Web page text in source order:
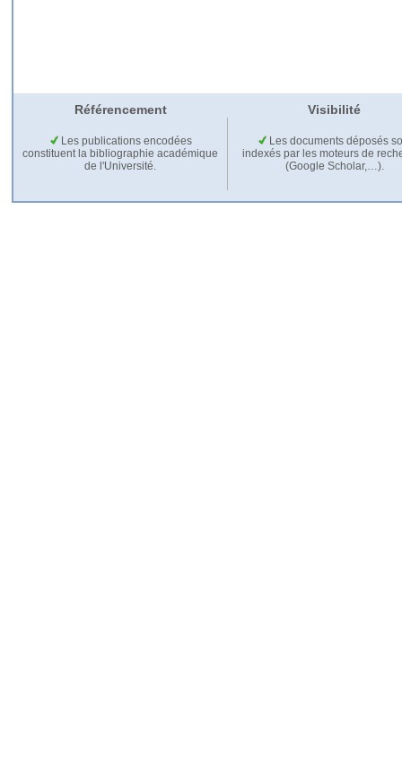
Référencement Visibilité
Les publications encodées
constituent la bibliographie académique
de l'Université.
Les documents déposés
indexés par les moteurs de
(Google Scholar,…).